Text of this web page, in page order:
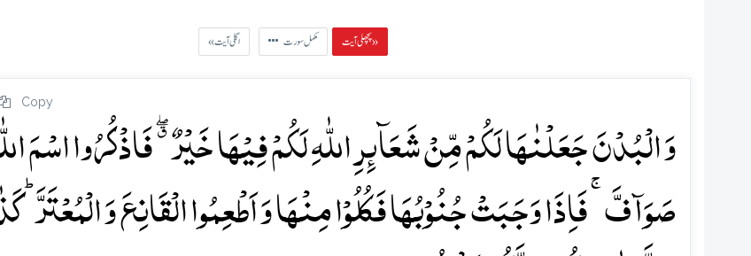
پچھلی آیت » مکمل سورت « اگلی آیت
Copy
وَ الۡبُدۡنَ جَعَلۡنٰہَا لَکُمۡ مِّنۡ شَعَآئِرِ اللّٰہِ لَکُمۡ فِیۡہَا خَیۡرٌ ٭ۖ فَاذۡکُرُوا اسۡمَ
صَوَآفَّ ۚ فَاِذَا وَجَبَتۡ جُنُوۡبُہَا فَکُلُوۡا مِنۡہَا وَ اَطۡعِمُوا الۡقَانِعَ وَ الۡمُعۡتَرَّ